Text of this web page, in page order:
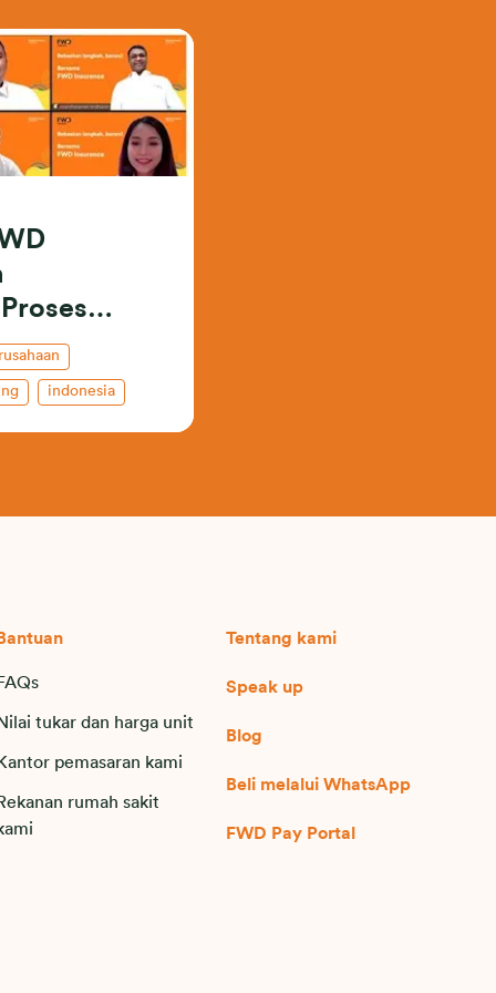
indonesia
Bantuan
FAQs
Nilai tukar dan harga unit
Kantor pemasaran kami
Rekanan rumah sakit
Tentang kami
Speak up
Blog
Beli melalui WhatsApp
FWD Pay Portal